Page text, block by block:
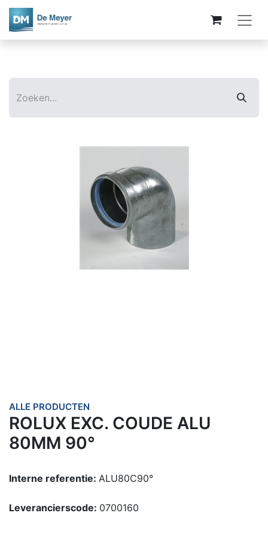
ALLE PRODUCTEN
ROLUX EXC. COUDE ALU
80MM 90°
Interne referentie: ALU80C90°
Leverancierscode: 0700160